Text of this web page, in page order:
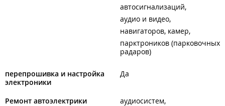
автосигнализаций
аудио и видео
навигаторов, камер
парктроников (парковочных
радаров)
перепрошивка и настройка
электроники
Да
Ремонт автоэлектрики
аудиосистем